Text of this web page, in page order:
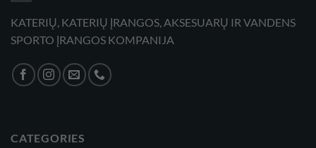
KATERIŲ, KATERIŲ ĮRANGOS, AKSESUARŲ IR VANDENS
SPORTO ĮRANGOS KOMPANIJA
CATEGORIES